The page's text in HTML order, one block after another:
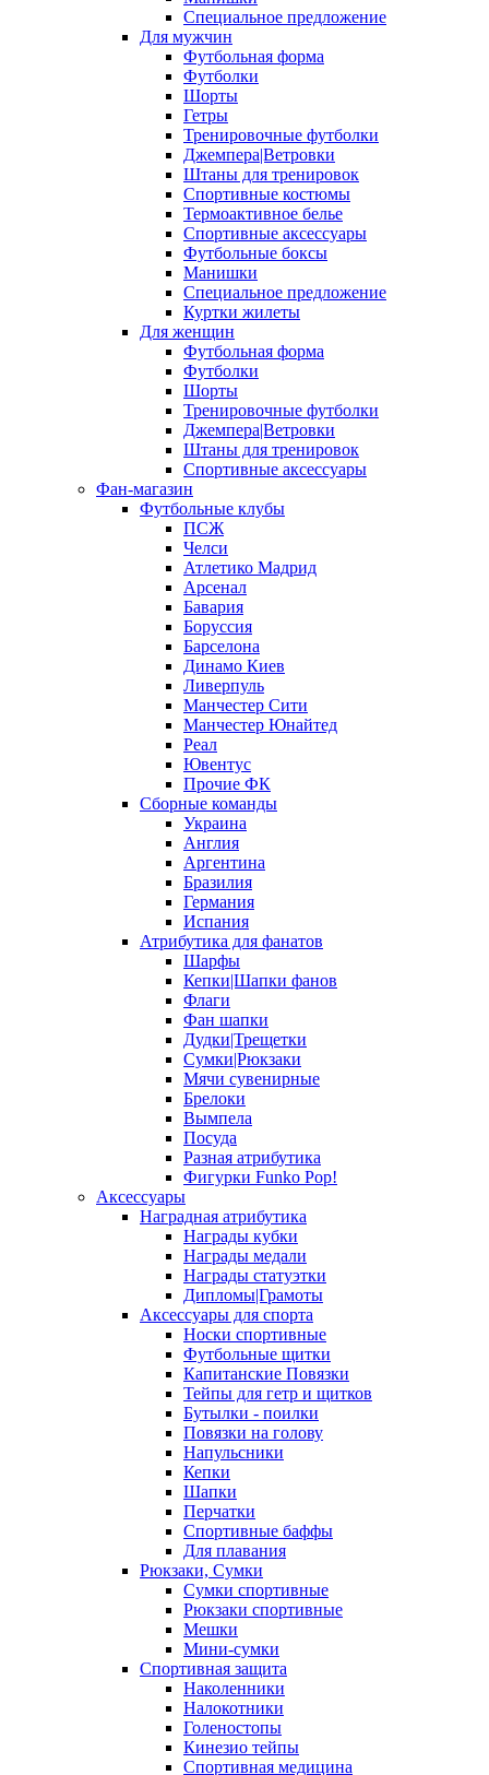
Специальное предложение
Для мужчин
Футбольная форма
Футболки
Шорты
Гетры
Тренировочные футболки
Джемпера|Ветровки
Штаны для тренировок
Спортивные костюмы
Термоактивное белье
Спортивные аксессуары
Футбольные боксы
Манишки
Специальное предложение
Куртки жилеты
Для женщин
Футбольная форма
Футболки
Шорты
Тренировочные футболки
Джемпера|Ветровки
Штаны для тренировок
Спортивные аксессуары
Фан-магазин
Футбольные клубы
ПСЖ
Челси
Атлетико Мадрид
Арсенал
Бавария
Боруссия
Барселона
Динамо Киев
Ливерпуль
Манчестер Сити
Манчестер Юнайтед
Реал
Ювентус
Прочие ФК
Сборные команды
Украина
Англия
Аргентина
Бразилия
Германия
Испания
Атрибутика для фанатов
Шарфы
Кепки|Шапки фанов
Флаги
Фан шапки
Дудки|Трещетки
Сумки|Рюкзаки
Мячи сувенирные
Брелоки
Вымпела
Посуда
Разная атрибутика
Фигурки Funko Pop!
Аксессуары
Наградная атрибутика
Награды кубки
Награды медали
Награды статуэтки
Дипломы|Грамоты
Аксессуары для спорта
Носки спортивные
Футбольные щитки
Капитанские Повязки
Тейпы для гетр и щитков
Бутылки - поилки
Повязки на голову
Напульсники
Кепки
Шапки
Перчатки
Спортивные баффы
Для плавания
Рюкзаки, Сумки
Сумки спортивные
Рюкзаки спортивные
Мешки
Мини-сумки
Спортивная защита
Наколенники
Налокотники
Голеностопы
Кинезио тейпы
Спортивная медицина